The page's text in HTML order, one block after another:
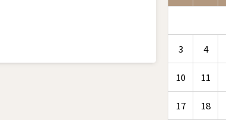
3 4
10 11
17 18